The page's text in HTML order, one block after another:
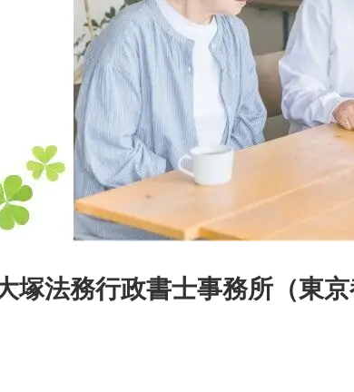
塚法務行政書士事務所（東京